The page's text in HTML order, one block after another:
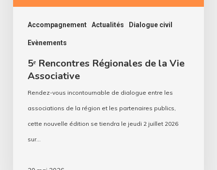
Accompagnement Actualités Dialogue civil
Evènements
5ᵉ Rencontres Régionales de la Vie
Associative
Rendez-vous incontournable de dialogue entre les
associations de la région et les partenaires publics,
cette nouvelle édition se tiendra le jeudi 2 juillet 2026
sur…